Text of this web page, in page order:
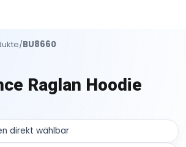
/BU8660
Raglan Hoodie
direkt wählbar